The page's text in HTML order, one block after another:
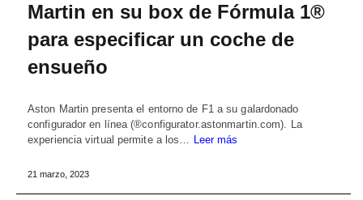
Martin en su box de Fórmula 1®
para especificar un coche de
ensueño
Aston Martin presenta el entorno de F1 a su galardonado
configurador en línea (®configurator.astonmartin.com). La
experiencia virtual permite a los… Leer más
21 marzo, 2023